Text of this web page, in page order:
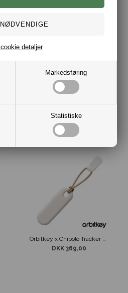
Markedsføring
Statistiske
detaljer
DKK 79,00
Orbitkey x Chipolo Tracker Grå
DKK 369,00